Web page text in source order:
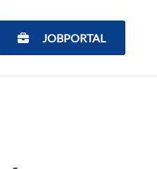
JOBPORTAL